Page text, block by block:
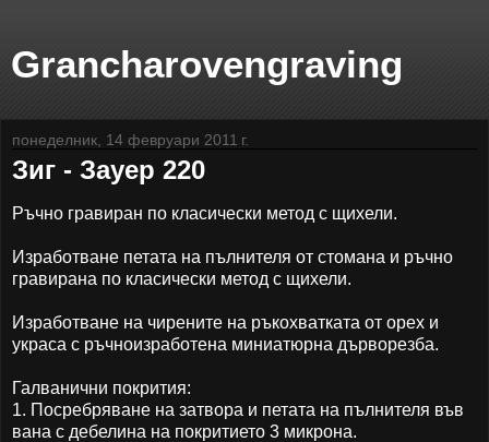
Grancharovengraving
понеделник, 14 февруари 2011 г.
Зиг - Зауер 220
Ръчно гравиран по класически метод с щихели.
Изработване петата на пълнителя от стомана и ръчно
гравирана по класически метод с щихели.
Изработване на чирените на ръкохватката от орех и
украса с ръчноизработена миниатюрна дърворезба.
Галванични покрития:
1. Посребряване на затвора и петата на пълнителя във
вана с дебелина на покритието 3 микрона.